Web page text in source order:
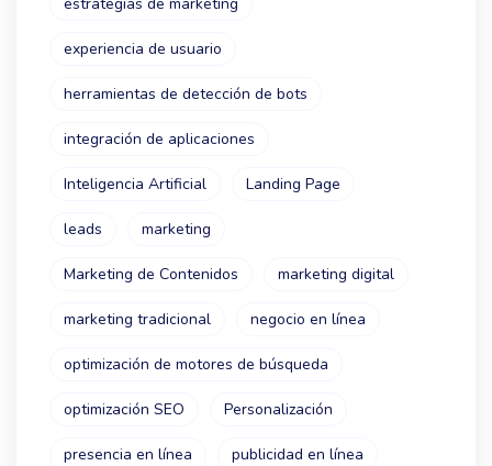
experiencia de usuario
herramientas de detección de bots
integración de aplicaciones
Inteligencia Artificial Landing Page
leads marketing
Marketing de Contenidos marketing digital
marketing tradicional negocio en línea
optimización de motores de búsqueda
optimización SEO Personalización
presencia en línea publicidad en línea